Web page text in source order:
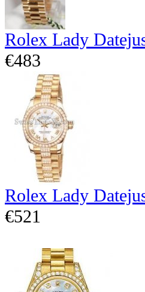
Rolex Lady
€483
Rolex Lady
€521